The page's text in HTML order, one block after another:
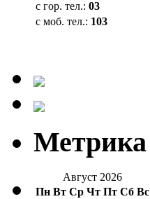
с гор. тел.: 03
с моб. тел.: 103
Метрика
Август 2026
Пн Вт Ср Чт Пт Сб Вс